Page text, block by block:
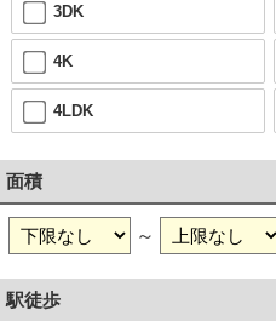
3DK
4K
4LDK
面積
～
駅徒歩